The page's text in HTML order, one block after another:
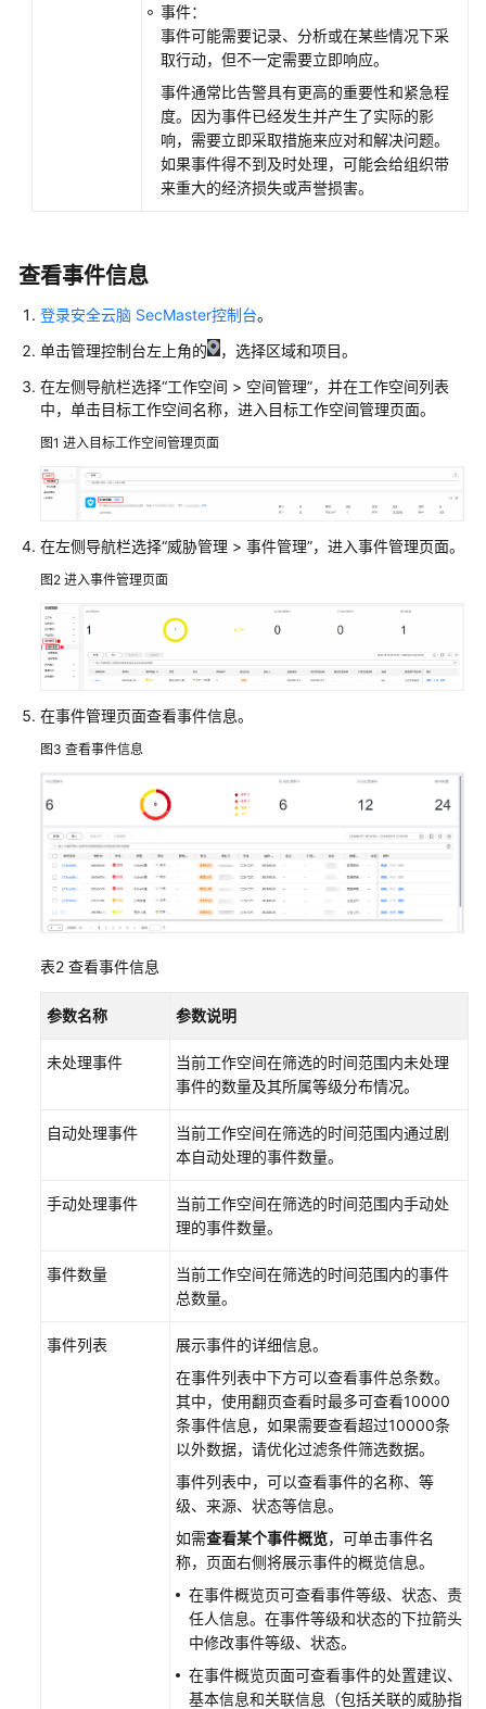
新
增
或
辑
事
件
入
或
出
事
关
闭
删
除
事
告
警
管
理
情
管
审
建
析
全
事件：
事件可能需要记录、分析或在某些情况下采
取行动，但不一定需要立即响应。
事件通常比告警具有更高的重要性和紧急程
度。因为事件已经发生并产生了实际的影
响，需要立即采取措施来应对和解决问题。
如果事件得不到及时处理，可能会给组织带
来重大的经济损失或声誉损害。
查看事件信息
登录安全云脑 SecMaster控制台。
单击管理控制台左上角的
，选择区域和项目。
在左侧导航栏选择“工作空间 > 空间管理”，并在工作空间列表
中，单击目标工作空间名称，进入目标工作空间管理页面。
图1 进入目标工作空间管理页面
在左侧导航栏选择“威胁管理 > 事件管理”，进入事件管理页面。
图2 进入事件管理页面
在事件管理页面查看事件信息。
图3 查看事件信息
表2 查看事件信息
参数名称 参数说明
未处理事件
当前工作空间在筛选的时间范围内未处理
事件的数量及其所属等级分布情况。
自动处理事件
当前工作空间在筛选的时间范围内通过剧
本自动处理的事件数量。
手动处理事件
当前工作空间在筛选的时间范围内手动处
理的事件数量。
事件数量
当前工作空间在筛选的时间范围内的事件
总数量。
事件列表
展示事件的详细信息。
在事件列表中下方可以查看事件总条数。
其中，使用翻页查看时最多可查看10000
条事件信息，如果需要查看超过10000条
以外数据，请优化过滤条件筛选数据。
事件列表中，可以查看事件的名称、等
级、来源、状态等信息。
如需查看某个事件概览，可单击事件名
称，页面右侧将展示事件的概览信息。
在事件概览页可查看事件等级、状态、责
任人信息。在事件等级和状态的下拉箭头
中修改事件等级、状态。
在事件概览页面可查看事件的处置建议、
基本信息和关联信息（包括关联的威胁指